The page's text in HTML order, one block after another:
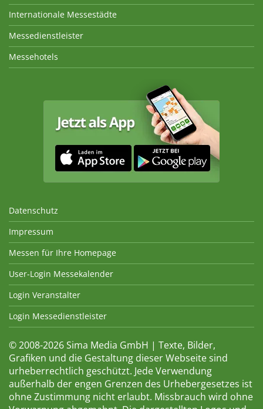
Internationale Messestädte
Messedienstleister
Messehotels
Datenschutz
Impressum
Messen für Ihre Homepage
User-Login Messekalender
Login Veranstalter
Login Messedienstleister
© 2008-2026 Sima Media GmbH | Texte, Bilder,
Grafiken und die Gestaltung dieser Webseite sind
urheberrechtlich geschützt. Jede Verwendung
außerhalb der engen Grenzen des Urhebergesetzes ist
ohne Zustimmung nicht erlaubt. Missbrauch wird ohne